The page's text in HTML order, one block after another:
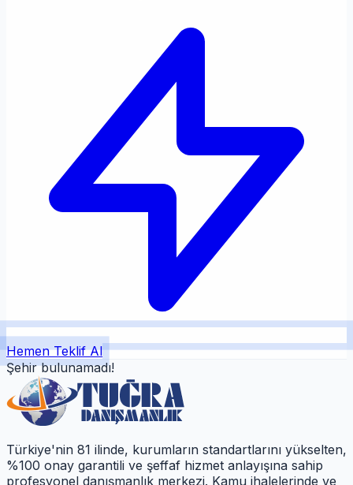
Hemen Teklif Al
Şehir bulunamadı!
Türkiye'nin 81 ilinde, kurumların standartlarını yükselten,
%100 onay garantili ve şeffaf hizmet anlayışına sahip
profesyonel danışmanlık merkezi. Kamu ihalelerinde ve